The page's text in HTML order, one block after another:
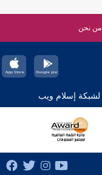
من نحن